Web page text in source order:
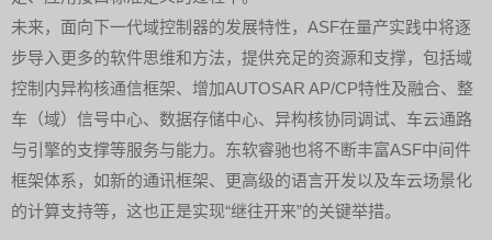
未来，面向下一代域控制器的发展特性，ASF在量产实践中将逐
步导入更多的软件思维和方法，提供充足的资源和支撑，包括域
控制内异构核通信框架、增加AUTOSAR AP/CP特性及融合、整
车（域）信号中心、数据存储中心、异构核协同调试、车云通路
与引擎的支撑等服务与能力。东软睿驰也将不断丰富ASF中间件
框架体系，如新的通讯框架、更高级的语言开发以及车云场景化
的计算支持等，这也正是实现“继往开来”的关键举措。